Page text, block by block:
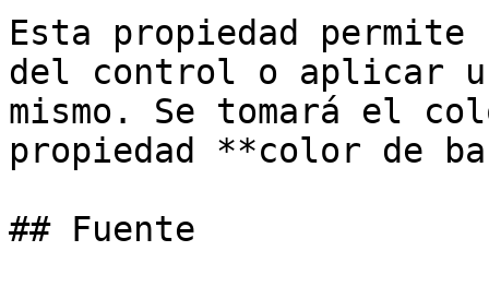
Esta propiedad
del control o aplicar
mismo. Se tomará el
propiedad **color de
## Fuente